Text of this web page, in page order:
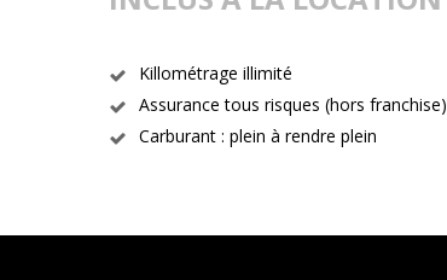
Killométrage illimité
Assurance tous risques (hors franchise)
Carburant : plein à rendre plein